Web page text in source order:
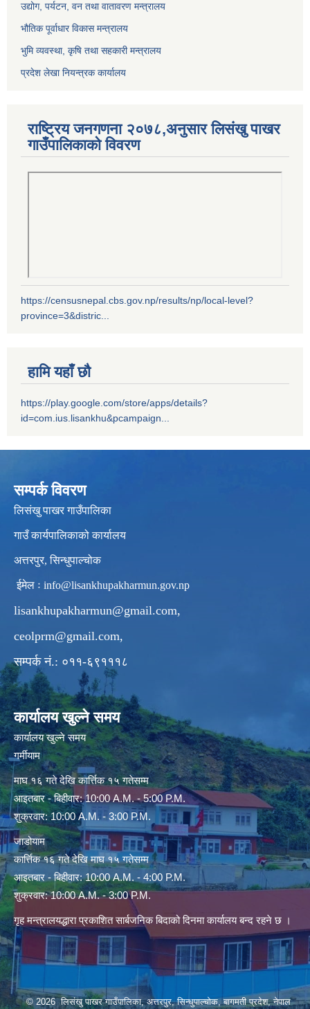
उद्योग, पर्यटन, वन तथा वातावरण मन्त्रालय
भौतिक पूर्वाधार विकास मन्त्रालय
भुमि व्यवस्था, कृषि तथा सहकारी मन्त्रालय
प्रदेश लेखा नियन्त्रक कार्यालय
राष्ट्रिय जनगणना २०७८,अनुसार लिसंखु पाखर
गाउँपालिकाको विवरण
https://censusnepal.cbs.gov.np/results/np/local-level?
province=3&distric...
हामि यहाँ छौ
https://play.google.com/store/apps/details?
id=com.ius.lisankhu&pcampaign...
सम्पर्क विवरण
लिसंखु पाखर गाउँपालिका
गाउँ कार्यपालिकाको कार्यालय
अत्तरपुर, सिन्धुपाल्चोक
ईमेल ः info@lisankhupakharmun.gov.np
lisankhupakharmun@gmail.com,
ceolprm@gmail.com,
सम्पर्क नं.: ०११-६९१११८
कार्यालय खुल्ने समय
कार्यालय खुल्ने समय
गर्मीयाम
माघ १६ गते देखि कार्त्तिक १५ गतेसम्म
आइतबार - बिहीवार: 10:00 A.M. - 5:00 P.M.
शुक्रवार: 10:00 A.M. - 3:00 P.M.
जाडोयाम
कार्त्तिक १६ गते देखि माघ १५ गतेसम्म
आइतबार - बिहीवार: 10:00 A.M. - 4:00 P.M.
शुक्रवार: 10:00 A.M. - 3:00 P.M.
गृह मन्त्रालयद्धारा प्रकाशित सार्बजनिक बिदाको दिनमा कार्यालय बन्द रहने छ ।
© 2026 लिसंखु पाखर गाउँपालिका, अत्तरपुर, सिन्धुपाल्चोक, बागमती प्रदेश, नेपाल